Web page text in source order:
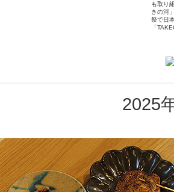
も取り
きの河
祭で日
「
2025